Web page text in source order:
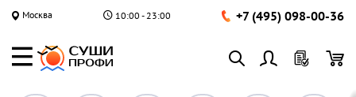
Москва 10:00 - 23:00 +7 (495) 098-00-36